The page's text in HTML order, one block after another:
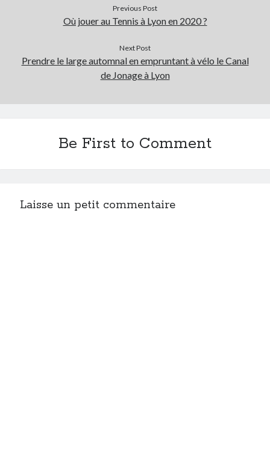
Previous Post
Où jouer au Tennis à Lyon en 2020 ?
Next Post
Prendre le large automnal en empruntant à vélo le Canal
de Jonage à Lyon
Be First to Comment
Laisse un petit commentaire